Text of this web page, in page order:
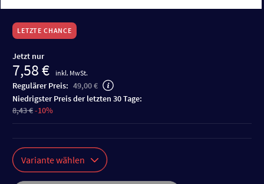
LETZTE CHANCE
Jetzt nur
7,58 € inkl. MwSt.
Regulärer Preis: 49,00 €
niedrigster Preis der letzten 30 Tage:
8,43 €-10%
Variante wählen